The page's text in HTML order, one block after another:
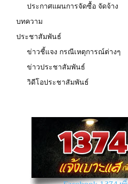
ประกาศแผนการจัดซื้อ จัดจ้าง
บทความ
ประชาสัมพันธ์
ข่าวชี้แจง กรณีเหตุการณ์ต่างๆ
ข่าวประชาสัมพันธ์
วิดีโอประชาสัมพันธ์